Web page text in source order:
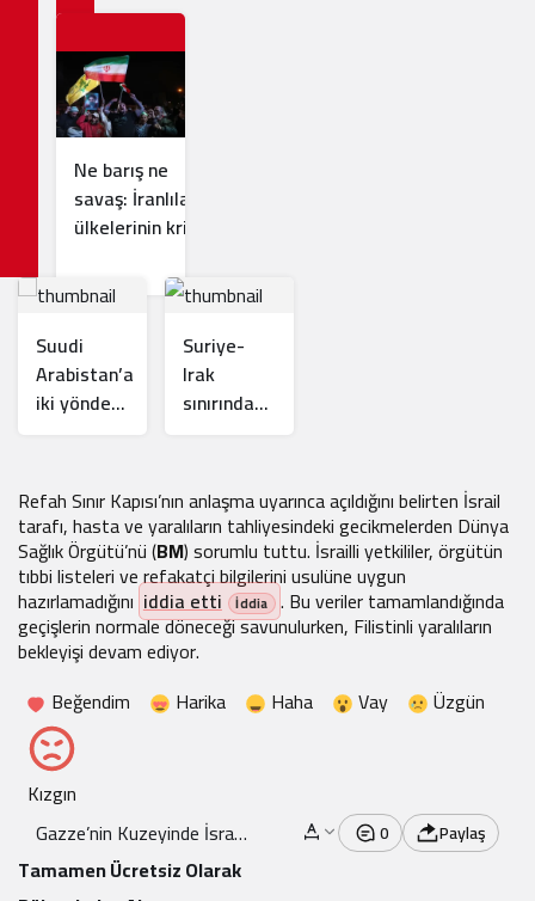
Ne barış ne
savaş: İranlılar
ülkelerinin kriz
değerlendiriyor?
Suudi
Arabistan’a
iki yönden
istihbaratı
Suriye-
Irak
sınırında
iddiası:
Görüntüler
gerçek mi?
Refah Sınır Kapısı’nın anlaşma uyarınca açıldığını belirten İsrail
tarafı, hasta ve yaralıların tahliyesindeki gecikmelerden Dünya
Sağlık Örgütü’nü (BM) sorumlu tuttu. İsrailli yetkililer, örgütün
tıbbi listeleri ve refakatçi bilgilerini usulüne uygun
hazırlamadığını iddia etti . Bu veriler tamamlandığında
geçişlerin normale döneceği savunulurken, Filistinli yaralıların
bekleyişi devam ediyor.
Beğendim
Harika Haha Vay Üzgün
Kızgın
Gazze’nin Kuzeyinde İsrail
Ordusuna Pusu
0 Paylaş
Tamamen Ücretsiz Olarak